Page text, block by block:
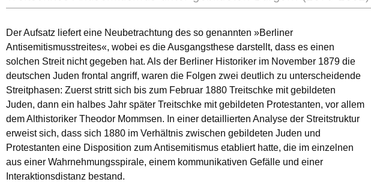
Der Aufsatz liefert eine Neubetrachtung des so genannten »Berliner
Antisemitismusstreites«, wobei es die Ausgangsthese darstellt, dass es einen
solchen Streit nicht gegeben hat. Als der Berliner Historiker im November 1879 die
deutschen Juden frontal angriff, waren die Folgen zwei deutlich zu unterscheidende
Streitphasen: Zuerst stritt sich bis zum Februar 1880 Treitschke mit gebildeten
Juden, dann ein halbes Jahr später Treitschke mit gebildeten Protestanten, vor allem
dem Althistoriker Theodor Mommsen. In einer detaillierten Analyse der Streitstruktur
erweist sich, dass sich 1880 im Verhältnis zwischen gebildeten Juden und
Protestanten eine Disposition zum Antisemitismus etabliert hatte, die im einzelnen
aus einer Wahrnehmungsspirale, einem kommunikativen Gefälle und einer
Interaktionsdistanz bestand.